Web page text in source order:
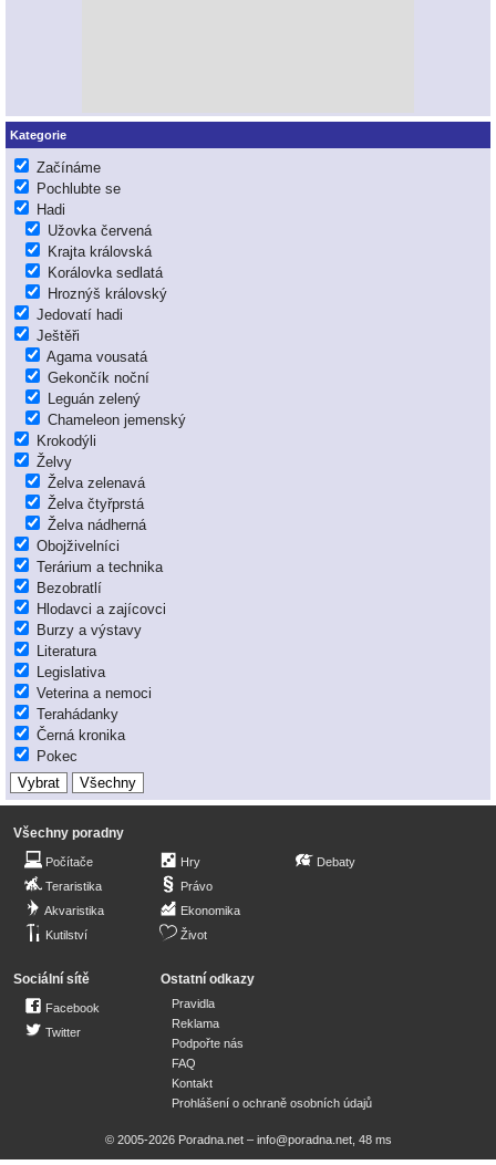
Kategorie
Začínáme
Pochlubte se
Hadi
Užovka červená
Krajta královská
Korálovka sedlatá
Hroznýš královský
Jedovatí hadi
Ještěři
Agama vousatá
Gekončík noční
Leguán zelený
Chameleon jemenský
Krokodýli
Želvy
Želva zelenavá
Želva čtyřprstá
Želva nádherná
Obojživelníci
Terárium a technika
Bezobratlí
Hlodavci a zajícovci
Burzy a výstavy
Literatura
Legislativa
Veterina a nemoci
Terahádanky
Černá kronika
Pokec
Všechny poradny
Počítače
Teraristika
Akvaristika
Kutilství
Hry
Právo
Ekonomika
Život
Debaty
Sociální sítě
Facebook
Twitter
Ostatní odkazy
Pravidla
Reklama
Podpořte nás
FAQ
Kontakt
Prohlášení o ochraně osobních údajů
© 2005-2026 Poradna.net – info@poradna.net, 48 ms